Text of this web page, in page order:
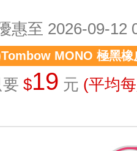
惠至 2026-09-12
MONO 極黑橡
$19 元 (平均